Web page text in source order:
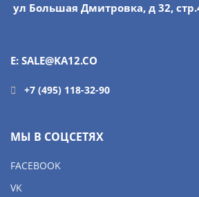
ул Большая Дмитровка, д 32,
E: SALE@KA12.CO
+7 (495) 118-32-90
МЫ В СОЦСЕТЯХ
FACEBOOK
VK